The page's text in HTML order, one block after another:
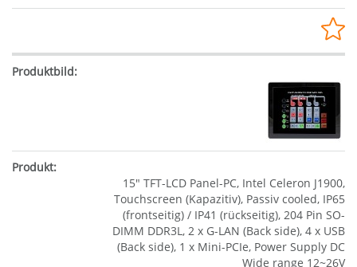
15" TFT-LCD Panel-PC, Intel Celeron J1900,
Touchscreen (Kapazitiv), Passiv cooled, IP65
(frontseitig) / IP41 (rückseitig), 204 Pin SO-
DIMM DDR3L, 2 x G-LAN (Back side), 4 x USB
(Back side), 1 x Mini-PCIe, Power Supply DC
Wide range 12~26V